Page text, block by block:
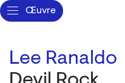
Œuvre
Lee Ranaldo